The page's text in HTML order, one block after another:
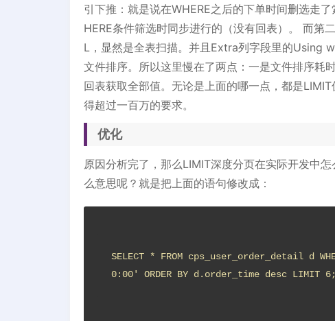
引下推：就是说在WHERE之后的下单时间删选走
HERE条件筛选时同步进行的（没有回表）。 而
L，显然是全表扫描。并且Extra列字段里的Using
文件排序。所以这里慢在了两点：一是文件排序耗
回表获取全部值。无论是上面的哪一点，都是
得超过一百万的要求。
优化
原因分析完了，那么LIMIT深度分页在实际开发中
么意思呢？就是把上面的语句修改成：
SELECT * FROM cps_user_order_detail d
0:00' ORDER BY d.order_time desc LIMIT 6;